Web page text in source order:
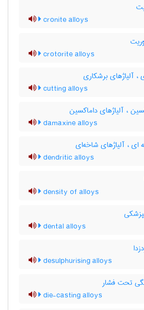
cronite alloys
crotorite alloys
، آلیاژهای برشکاری
cutting alloys
، آلیاژهای داماکسین
damaxine alloys
ای ، آلیاژهای شاخه‌ای
dendritic alloys
density of alloys
dental alloys
desulphurising alloys
تحت فشار
die-casting alloys